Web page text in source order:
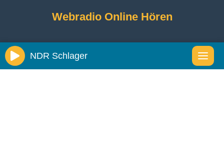
Webradio Online Hören
NDR Schlager